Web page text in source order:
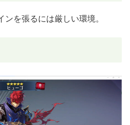
ンを張るには厳しい環境。